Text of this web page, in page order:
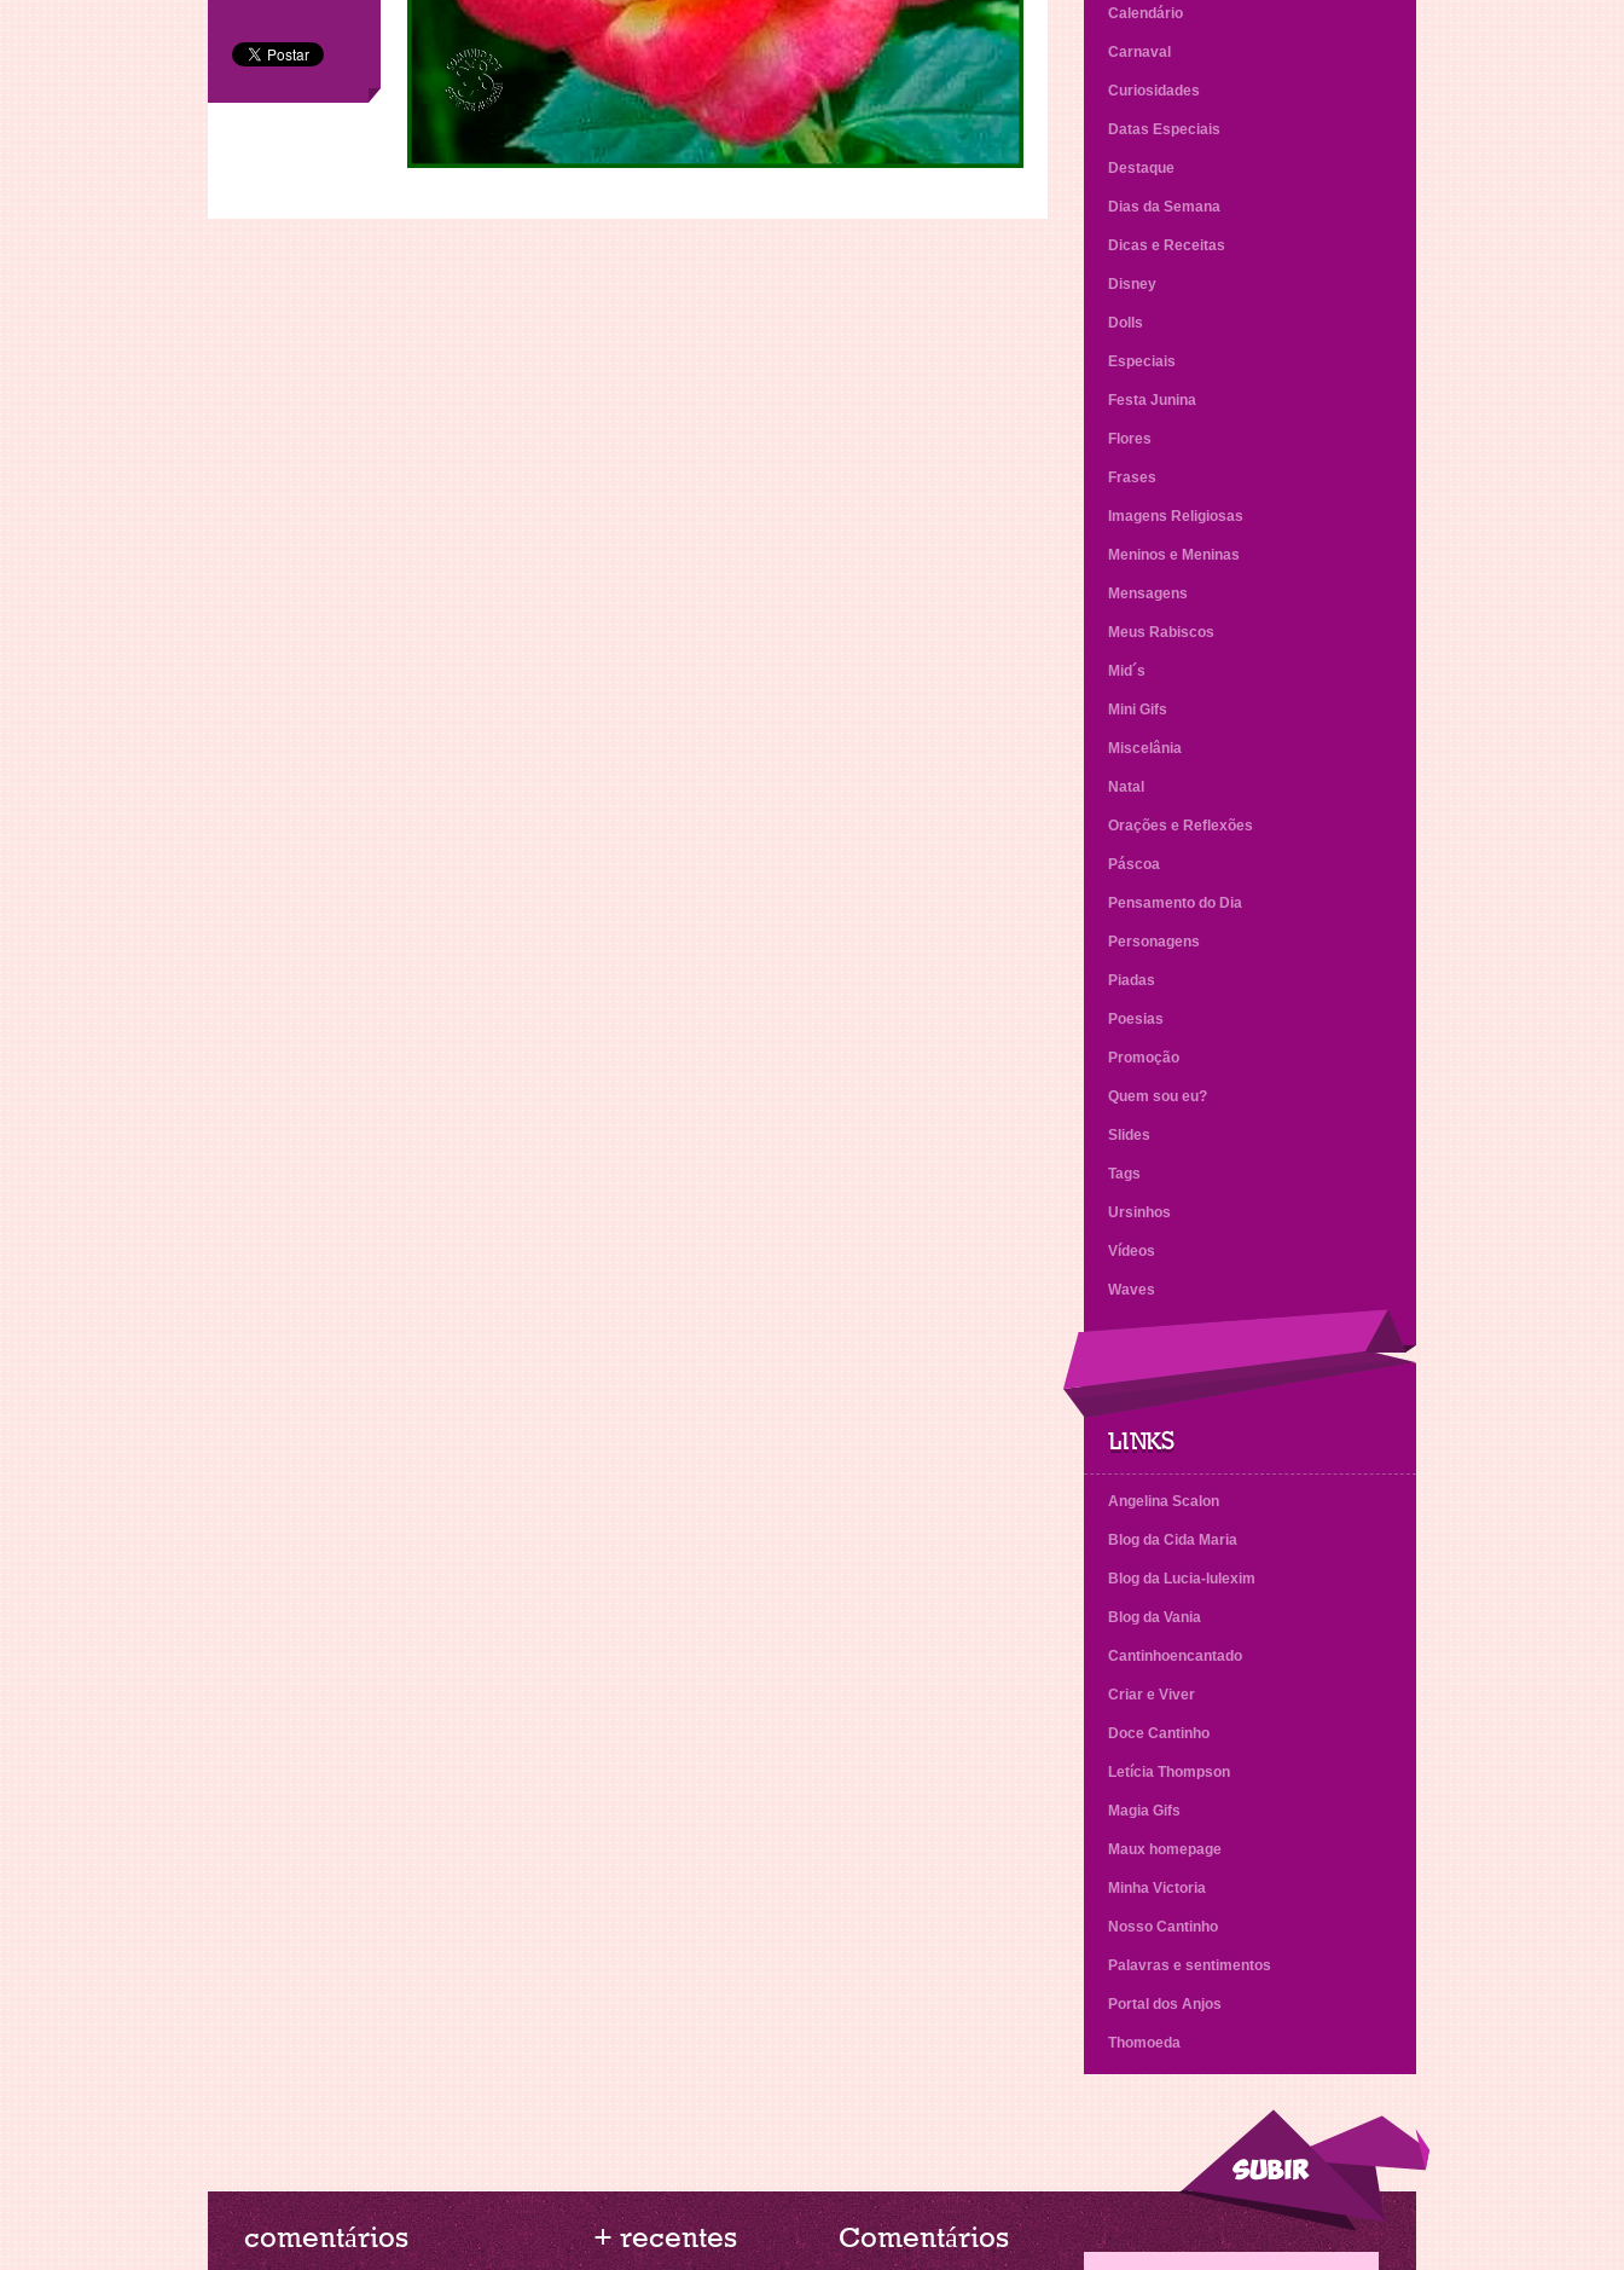
Calendário
Carnaval
Curiosidades
Datas Especiais
Destaque
Dias da Semana
Dicas e Receitas
Disney
Dolls
Especiais
Festa Junina
Flores
Frases
Imagens Religiosas
Meninos e Meninas
Mensagens
Meus Rabiscos
Mid´s
Mini Gifs
Miscelânia
Natal
Orações e Reflexões
Páscoa
Pensamento do Dia
Personagens
Piadas
Poesias
Promoção
Quem sou eu?
Slides
Tags
Ursinhos
Vídeos
Waves
LINKS
Angelina Scalon
Blog da Cida Maria
Blog da Lucia-lulexim
Blog da Vania
Cantinhoencantado
Criar e Viver
Doce Cantinho
Letícia Thompson
Magia Gifs
Maux homepage
Minha Victoria
Nosso Cantinho
Palavras e sentimentos
Portal dos Anjos
Thomoeda
comentários + recentes Comentários